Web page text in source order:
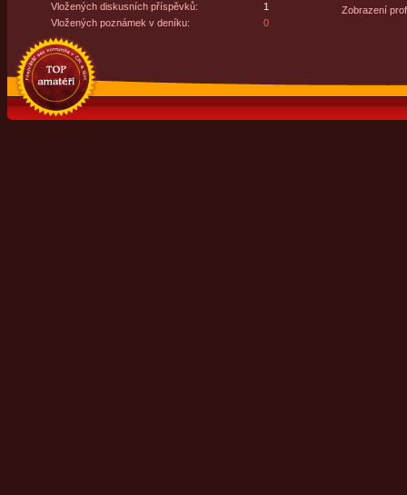
Vložených diskusních příspěvků:
1
Vložených poznámek v deníku:
0
Zobrazení